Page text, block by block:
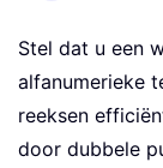
Stel dat u een
alfanumerieke
reeksen
door dubbele